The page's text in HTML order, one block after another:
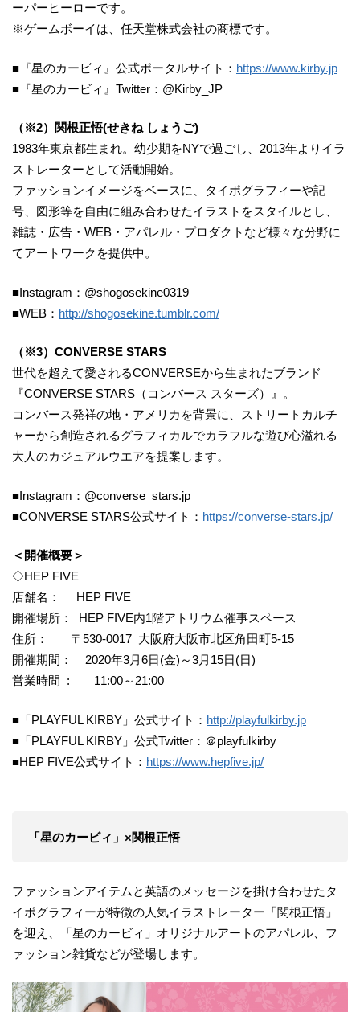
ーパーヒーローです。
※ゲームボーイは、任天堂株式会社の商標です。
■『星のカービィ』公式ポータルサイト： https://www.kirby.jp
■『星のカービィ』Twitter：@Kirby_JP
（※2）関根正悟(せきね しょうご)
1983年東京都生まれ。幼少期をNYで過ごし、2013年よりイラ
ストレーターとして活動開始。
ファッションイメージをベースに、タイポグラフィーや記
号、図形等を自由に組み合わせたイラストをスタイルとし、
雑誌・広告・WEB・アパレル・プロダクトなど様々な分野に
てアートワークを提供中。
■Instagram：@shogosekine0319
■WEB： http://shogosekine.tumblr.com/
（※3）CONVERSE STARS
世代を超えて愛されるCONVERSEから生まれたブランド
『CONVERSE STARS（コンバース スターズ）』。
コンバース発祥の地・アメリカを背景に、ストリートカルチ
ャーから創造されるグラフィカルでカラフルな遊び心溢れる
大人のカジュアルウエアを提案します。
■Instagram：@converse_stars.jp
■CONVERSE STARS公式サイト： https://converse-stars.jp/
＜開催概要＞
◇HEP FIVE
店舗名： HEP FIVE
開催場所： HEP FIVE内1階アトリウム催事スペース
住所： 〒530-0017 大阪府大阪市北区角田町5-15
開催期間： 2020年3月6日(金)～3月15日(日)
営業時間 : 11:00～21:00
■「PLAYFUL KIRBY」公式サイト： http://playfulkirby.jp
■「PLAYFUL KIRBY」公式Twitter：＠playfulkirby
■HEP FIVE公式サイト： https://www.hepfive.jp/
「星のカービィ」×関根正悟
ファッションアイテムと英語のメッセージを掛け合わせたタ
イポグラフィーが特徴の人気イラストレーター「関根正悟」
を迎え、「星のカービィ」オリジナルアートのアパレル、フ
ァッション雑貨などが登場します。